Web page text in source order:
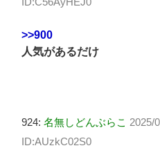
>>900
人気があるだけ
924: 名無しどんぶらこ 2025/
ID:AUzkC02S0